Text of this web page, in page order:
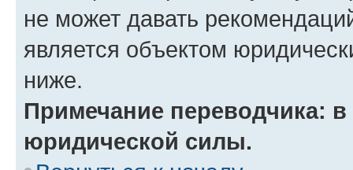
не может давать
является объектом
ниже.
Примечание переводчика:
юридической силы.